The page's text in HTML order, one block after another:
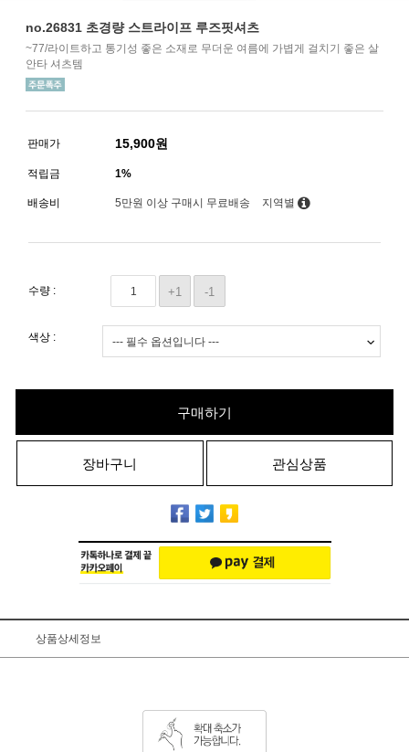
no.26831 초경량 스트라이프 루즈핏셔츠
~77/라이트하고 통기성 좋은 소재로 무더운 여름에 가볍게 걸치기 좋은 살
안타 셔츠템
판매가 15,900원
적립금 1%
배송비 5만원 이상 구매시 무료배송 지역별
수량 : +1 -1
색상 :
구매하기
장바구니 관심상품
상품상세정보